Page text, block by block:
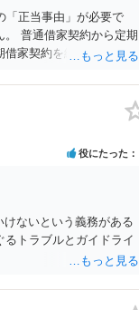
「正当事由」が必要で
普通借家契約から定期
借家契約を締結する形に
の強い居住継続の必要性
事情と立退料などがない
の効力は原則有効とさ
変更に合意していない
説明してほしいこと、
に一定時期の退去を検
面を作成することが重
の有無、これまでの更新
得るかどうかも含めて
士に相談することをおす
役にたった
ないという義務がある
トラブルとガイドライ